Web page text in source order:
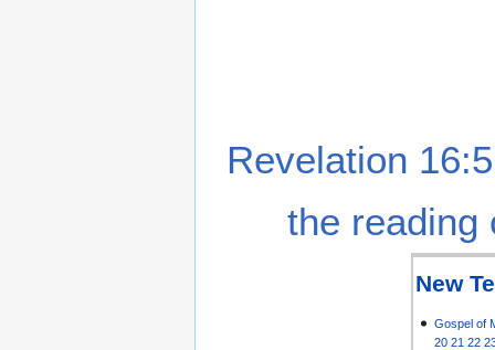
Revelation
the reading
New
Gospel of
20 21 22